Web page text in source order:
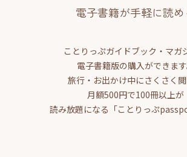
電子書籍が手軽に読め
ことりっぷガイドブック・マガ
電子書籍版の購入ができます
旅行・お出かけ中にさくさく
月額500円で100冊以上が
読み放題になる「ことりっぷ